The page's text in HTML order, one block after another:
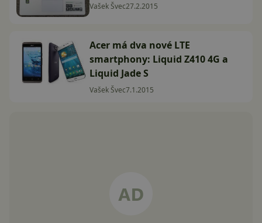
Vašek Švec27.2.2015
Acer má dva nové LTE
smartphony: Liquid Z410 4G a
Liquid Jade S
Vašek Švec7.1.2015